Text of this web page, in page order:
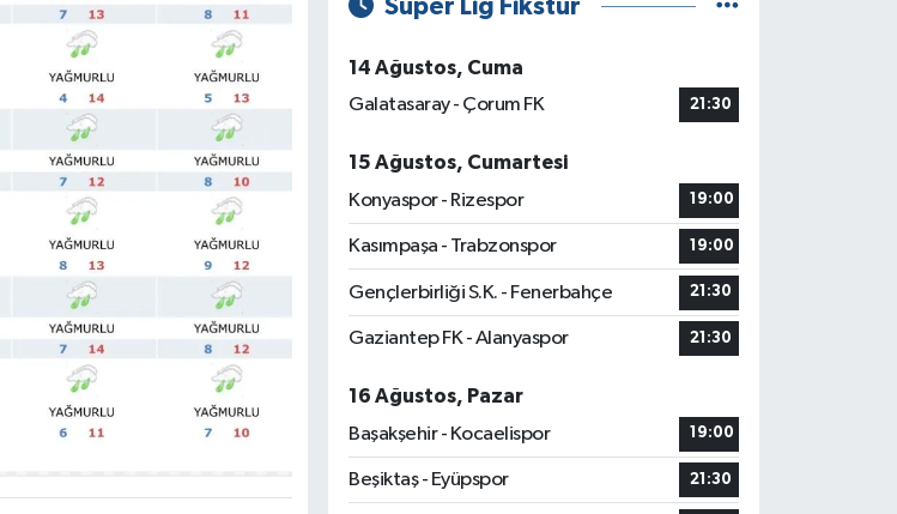
Süper Lig Fikstür
14 Ağustos, Cuma
Galatasaray - Çorum FK
21:30
15 Ağustos, Cumartesi
Konyaspor - Rizespor
19:00
Kasımpaşa - Trabzonspor 19:00
Gençlerbirliği S.K. - Fenerbahçe 21:30
Gaziantep FK - Alanyaspor 21:30
16 Ağustos, Pazar
Başakşehir - Kocaelispor
19:00
Beşiktaş - Eyüpspor 21:30